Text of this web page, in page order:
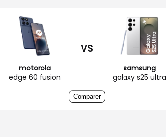
motorola
edge 60 fusion
VS
samsung
galaxy s25 ultra
Comparer